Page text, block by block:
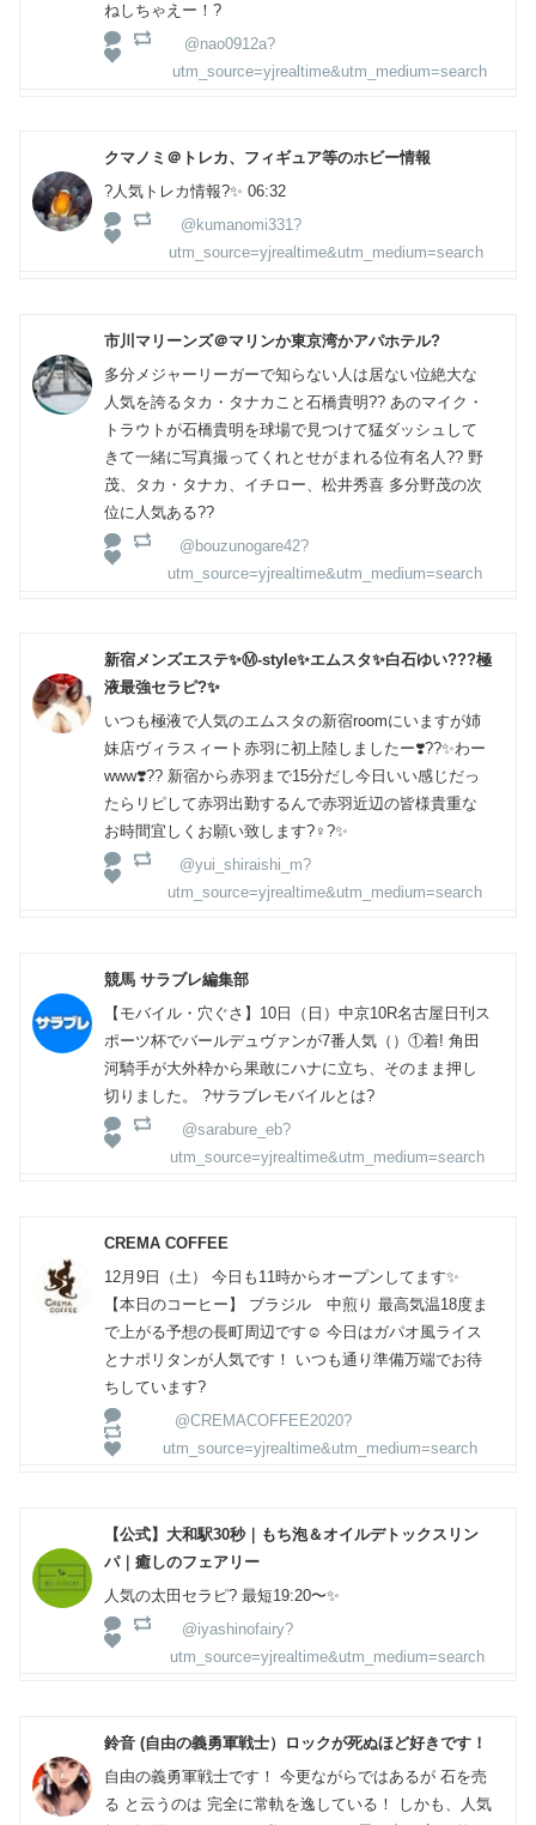
ねしちゃえー！?
@nao0912a?
utm_source=yjrealtime&utm_medium=search
クマノミ＠トレカ、フィギュア等のホビー情報
?人気トレカ情報?✨ 06:32
@kumanomi331?
utm_source=yjrealtime&utm_medium=search
市川マリーンズ＠マリンか東京湾かアパホテル?
多分メジャーリーガーで知らない人は居ない位絶大な
人気を誇るタカ・タナカこと石橋貴明?? あのマイク・
トラウトが石橋貴明を球場で見つけて猛ダッシュして
きて一緒に写真撮ってくれとせがまれる位有名人?? 野
茂、タカ・タナカ、イチロー、松井秀喜 多分野茂の次
位に人気ある??
@bouzunogare42?
utm_source=yjrealtime&utm_medium=search
新宿メンズエステ✨Ⓜ️-style✨エムスタ✨白石ゆい???極
液最強セラピ?✨
いつも極液で人気のエムスタの新宿roomにいますが姉
妹店ヴィラスィート赤羽に初上陸しましたー❣️??✨わー
www❣️?? 新宿から赤羽まで15分だし今日いい感じだっ
たらリピして赤羽出勤するんで赤羽近辺の皆様貴重な
お時間宜しくお願い致します?‍♀️?✨
@yui_shiraishi_m?
utm_source=yjrealtime&utm_medium=search
競馬 サラブレ編集部
【モバイル・穴ぐさ】10日（日）中京10R名古屋日刊ス
ポーツ杯でバールデュヴァンが7番人気（）①着! 角田
河騎手が大外枠から果敢にハナに立ち、そのまま押し
切りました。 ?サラブレモバイルとは?
@sarabure_eb?
utm_source=yjrealtime&utm_medium=search
CREMA COFFEE
12月9日（土） 今日も11時からオープンしてます✨
【本日のコーヒー】 ブラジル 中煎り 最高気温18度ま
で上がる予想の長町周辺です☺️ 今日はガパオ風ライス
とナポリタンが人気です！ いつも通り準備万端でお待
ちしています?
@CREMACOFFEE2020?
utm_source=yjrealtime&utm_medium=search
【公式】大和駅30秒｜もち泡＆オイルデトックスリン
パ｜癒しのフェアリー
人気の太田セラピ? 最短19:20〜✨
@iyashinofairy?
utm_source=yjrealtime&utm_medium=search
鈴音 (自由の義勇軍戦士）ロックが死ぬほど好きです！
自由の義勇軍戦士です！ 今更ながらではあるが 石を売
る と云うのは 完全に常軌を逸している！ しかも、人気